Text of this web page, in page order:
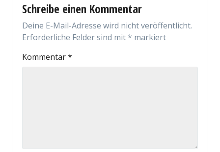
Schreibe einen Kommentar
Deine E-Mail-Adresse wird nicht veröffentlicht.
Erforderliche Felder sind mit* markiert
Kommentar*